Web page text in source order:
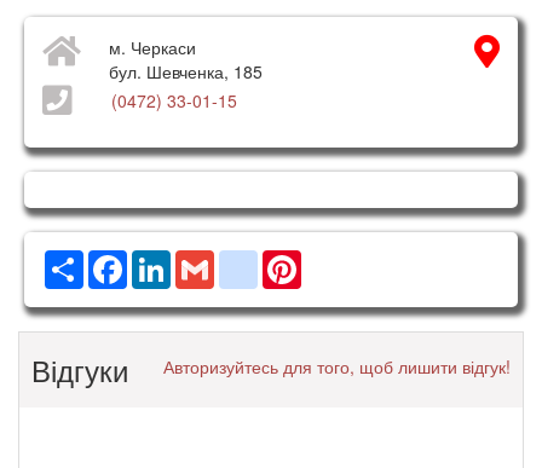
м. Черкаси
бул. Шевченка, 185
(0472) 33-01-15
РесурсFacebook
LinkedInGmail google_bookmarks
Відгуки Авторизуйтесь для того, щоб лишити відгук!